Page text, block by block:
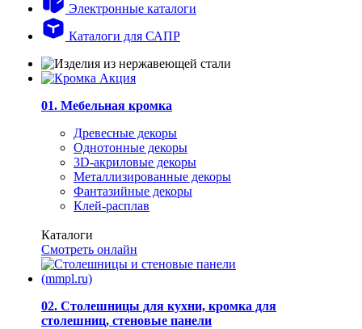
Электронные каталоги
Каталоги для САПР
01. Мебельная кромка
Древесные декоры
Однотонные декоры
3D-акриловые декоры
Металлизированные декоры
Фантазийные декоры
Клей-расплав
Каталоги
Смотреть онлайн
02. Столешницы для кухни, кромка для
столешниц, стеновые панели